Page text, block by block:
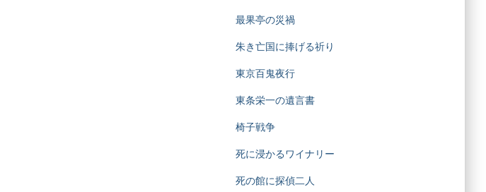
最果亭の災禍
朱き亡国に捧げる祈り
東京百鬼夜行
東条栄一の遺言書
椅子戦争
死に浸かるワイナリー
死の館に探偵二人